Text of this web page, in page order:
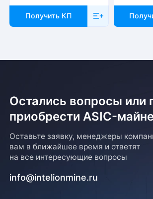
Отправка товара осуществляется с
по пятницу с 10-00 до 19-00. При
Для того, чтобы оформить возврат
необходимо связаться с
в соответствии с регламентом
Получить КП
Остались вопросы или
приобрести ASIC-
Оставьте заявку, менеджеры
вам в ближайшее время и ответят
на все интересующие вопросы
info@intelionmine.ru